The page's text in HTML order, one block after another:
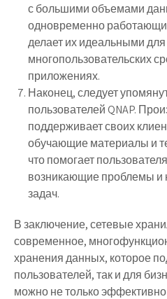
с большими объемами
одновременно
делает их идеальными
многопользовательских
приложениях.
Наконец, следует
пользователей QNAP.
поддерживает своих
обучающие материалы и
что помогает
возникающие проблемы и
задач.
В заключение, сетевые
современное,
хранения данных, которое
пользователей, так и для
можно не только